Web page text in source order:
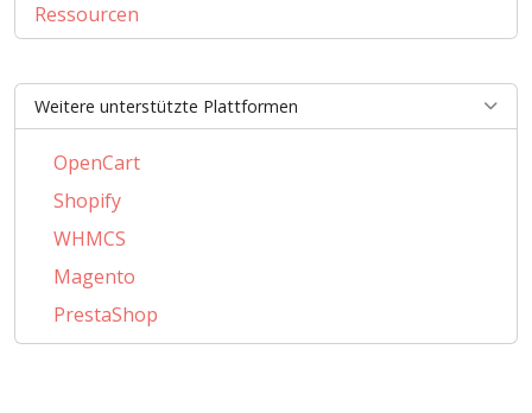
Ressourcen
Weitere unterstützte Plattformen
OpenCart
Shopify
WHMCS
Magento
PrestaShop
BigCommerce